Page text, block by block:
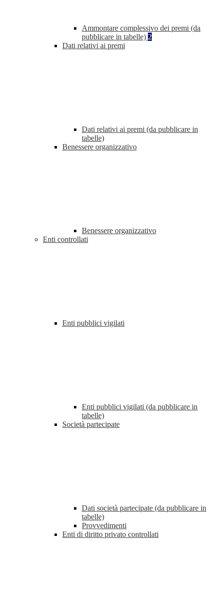
Ammontare complessivo dei premi (da
pubblicare in tabelle) 2
Dati relativi ai premi
Dati relativi ai premi (da pubblicare in
tabelle)
Benessere organizzativo
Benessere organizzativo
Enti controllati
Enti pubblici vigilati
Enti pubblici vigilati (da pubblicare in
tabelle)
Società partecipate
Dati società partecipate (da pubblicare in
tabelle)
Provvedimenti
Enti di diritto privato controllati